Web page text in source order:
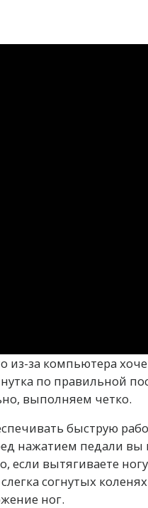
из-за компьютера
по правильной
выполняем четко.
быструю
нажатием педали вы
если вытягиваете
согнутых
ног.